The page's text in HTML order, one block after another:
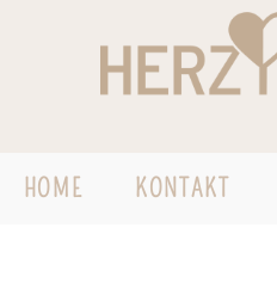
HOME KONTAKT